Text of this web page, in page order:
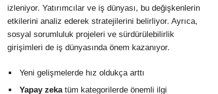
izleniyor. Yatırımcılar ve iş dünyası, bu değişkenlerin
etkilerini analiz ederek stratejilerini belirliyor. Ayrıca,
sosyal sorumluluk projeleri ve sürdürülebilirlik
girişimleri de iş dünyasında önem kazanıyor.
Yeni gelişmelerde hız oldukça arttı
Yapay zekatüm kategorilerde önemli ilgi